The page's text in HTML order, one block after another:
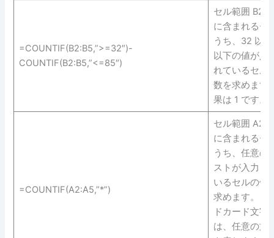
=COUNTIF(B2:B5,”>=32″)-
COUNTIF(B2:B5,”<=85″)
セル範囲 B2
に含まれるセ
うち、32 以
以下の値が入
れているセル
数を求めます
果は 1 です。
=COUNTIF(A2:A5,”*”)
セル範囲 A2
に含まれるセ
うち、任意の
ストが入力さ
いるセルの個
求めます。 ワ
ドカード文字
は、任意の文